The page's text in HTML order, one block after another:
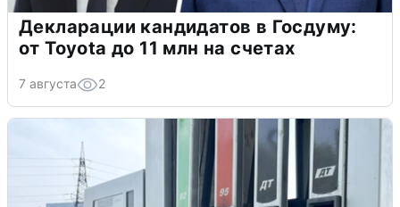
Декларации кандидатов в Госдуму:
от Toyota до 11 млн на счетах
7 августа 2